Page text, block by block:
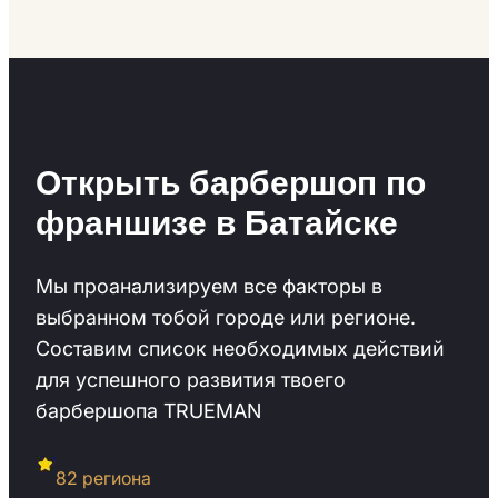
Открыть барбершоп по
франшизе в Батайске
Мы проанализируем все факторы в
выбранном тобой городе или регионе.
Cоставим список необходимых действий
для успешного развития твоего
барбершопа TRUEMAN
82 региона